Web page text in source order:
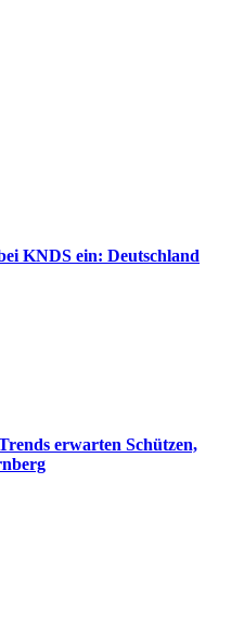
KNDS ein: Deutschland
erwarten Schützen,